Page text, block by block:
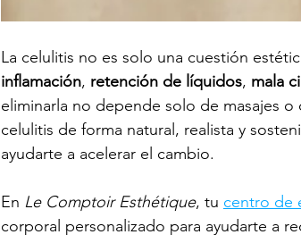
La celulitis no es solo una cuestión
inflamación, retención de líquidos, mala
eliminarla no depende solo de masajes
celulitis de forma natural, realista y
ayudarte a acelerar el cambio.
En Le Comptoir Esthétique, tu centro de
corporal personalizado para ayudarte a